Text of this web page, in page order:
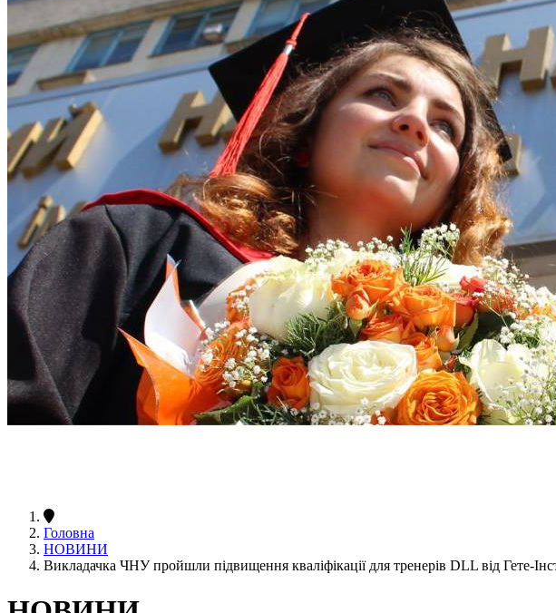
Головна
НОВИНИ
Викладачка ЧНУ пройшли підвищення кваліфікації для тренерів DLL від Гете-